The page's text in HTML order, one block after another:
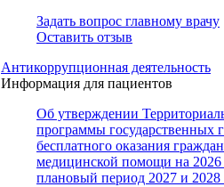
Задать вопрос главному врачу
Оставить отзыв
Антикоррупционная деятельность
Информация для пациентов
Об утверждении
программы государственных
бесплатного оказания
медицинской помощи на 2026
плановый период 2027 и 2028